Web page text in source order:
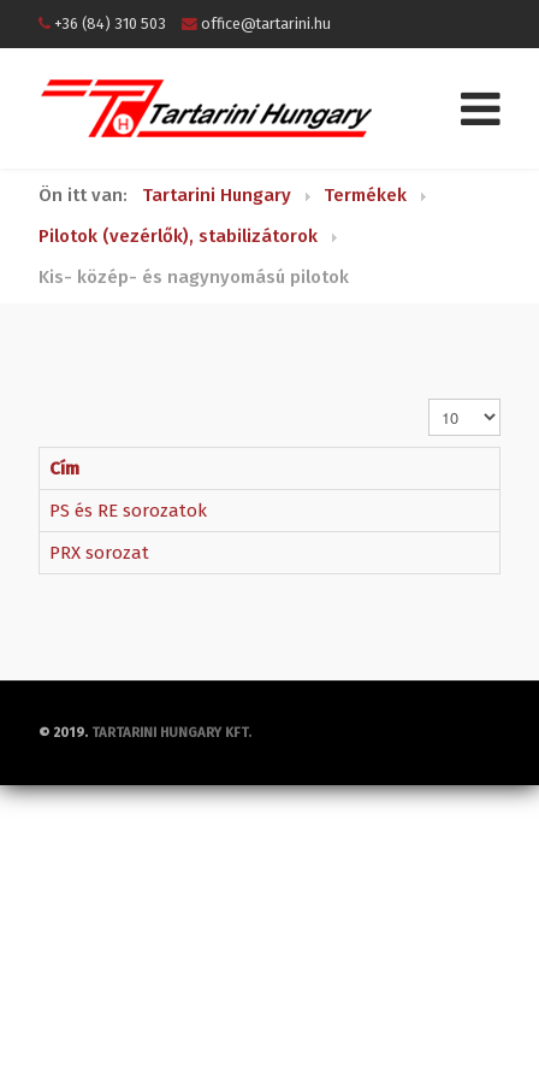
+36 (84) 310 503 office@tartarini.hu
Ön itt van: Tartarini Hungary
Termékek
Pilotok (vezérlők), stabilizátorok
Kis- közép- és nagynyomású pilotok
Tételek #
Cím
PS és RE sorozatok
PRX sorozat
© 2019. TARTARINI HUNGARY KFT.